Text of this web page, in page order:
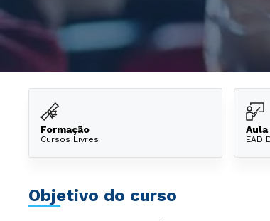
Formação
Cursos Livres
Aula
EAD
Objetivo do curso